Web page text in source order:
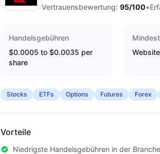
Vertrauensbewertung: 95/100•
Handelsgebühren
$0.0005 to $0.0035 per
share
Stocks ETFs Options Futures Forex
Vorteile
Niedrigste Handelsgebühren in der Branche